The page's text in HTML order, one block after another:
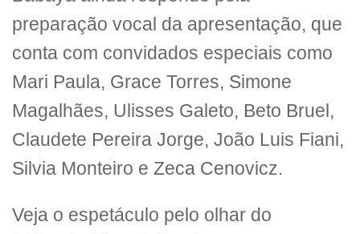
preparação vocal da apresentação, que
conta com convidados especiais como
Mari Paula, Grace Torres, Simone
Magalhães, Ulisses Galeto, Beto Bruel,
Claudete Pereira Jorge, João Luis Fiani,
Silvia Monteiro e Zeca Cenovicz.
Veja o espetáculo pelo olhar do